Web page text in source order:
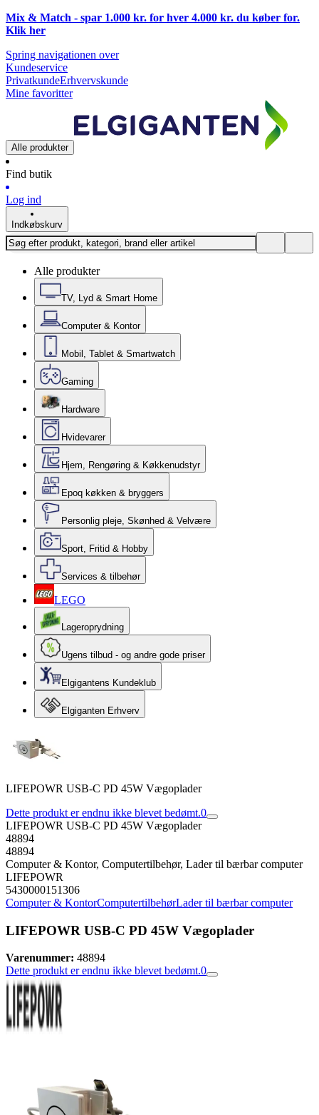
Mix & Match - spar 1.000 kr. for hver 4.000 kr. du køber for.
Klik her
Spring navigationen over
Kundeservice
PrivatkundeErhvervskunde
Mine favoritter
Alle produkter
Find butik
Log ind
Indkøbskurv
Alle produkter
TV, Lyd & Smart Home
Computer & Kontor
Mobil, Tablet & Smartwatch
Gaming
Hardware
Hvidevarer
Hjem, Rengøring & Køkkenudstyr
Epoq køkken & bryggers
Personlig pleje, Skønhed & Velvære
Sport, Fritid & Hobby
Services & tilbehør
LEGO
Lageroprydning
Ugens tilbud - og andre gode priser
Elgigantens Kundeklub
Elgiganten Erhverv
LIFEPOWR USB-C PD 45W Vægoplader
Dette produkt er endnu ikke blevet bedømt.0
LIFEPOWR USB-C PD 45W Vægoplader
48894
48894
Computer & Kontor, Computertilbehør, Lader til bærbar computer
LIFEPOWR
5430000151306
Computer & KontorComputertilbehørLader til bærbar computer
LIFEPOWR USB-C PD 45W Vægoplader
Varenummer: 48894
Dette produkt er endnu ikke blevet bedømt.0